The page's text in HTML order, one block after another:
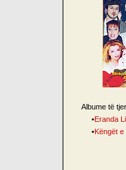
Albume të
•Eranda
•Këngët e